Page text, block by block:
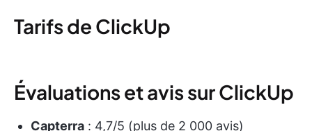
Tarifs de ClickUp
Évaluations et avis sur ClickUp
Capterra : 4,7/5 (plus de 2 000 avis)